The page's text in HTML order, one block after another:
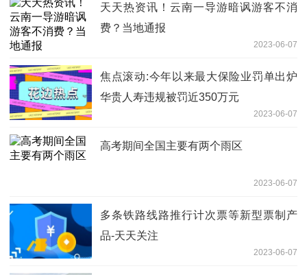
天天热资讯！云南一导游暗讽游客不消
费？当地通报
2023-06-07
焦点滚动:今年以来最大保险业罚单出炉
华贵人寿违规被罚近350万元
2023-06-07
高考期间全国主要有两个雨区
2023-06-07
多条铁路线路推行计次票等新型票制产
品-天天关注
2023-06-07